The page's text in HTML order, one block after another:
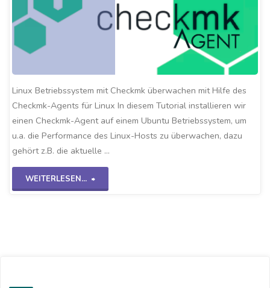
Linux Betriebssystem mit Checkmk überwachen mit Hilfe des
Checkmk-Agents für Linux In diesem Tutorial installieren wir
einen Checkmk-Agent auf einem Ubuntu Betriebssystem, um
u.a. die Performance des Linux-Hosts zu überwachen, dazu
gehört z.B. die aktuelle …
WEITERLESEN...
"Checkmk-